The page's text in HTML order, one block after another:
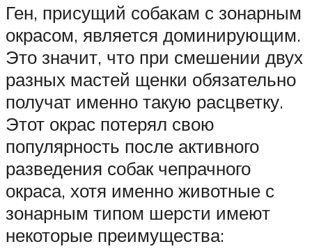
Ген, присущий собакам с зонарным
окрасом, является доминирующим.
Это значит, что при смешении двух
разных мастей щенки обязательно
получат именно такую расцветку.
Этот окрас потерял свою
популярность после активного
разведения собак чепрачного
окраса, хотя именно животные с
зонарным типом шерсти имеют
некоторые преимущества: